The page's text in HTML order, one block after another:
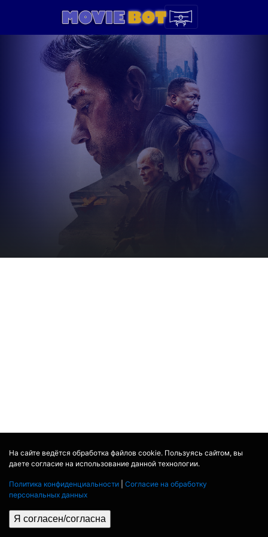
На сайте ведётся обработка файлов cookie. Пользуясь сайтом, вы
даете согласие на использование данной технологии.
Политика конфиденциальности
Согласие на обработку
персональных данных
Я согласен/согласна